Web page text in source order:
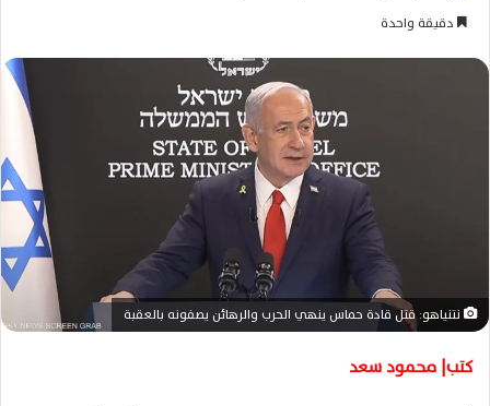
د
ا
إ
ت
ر
دقيقة واحدة
نتنياهو: قتل قادة حماس ينهي الحرب والرهائن يصفونه بالعقبة
كتب| محمود سعد